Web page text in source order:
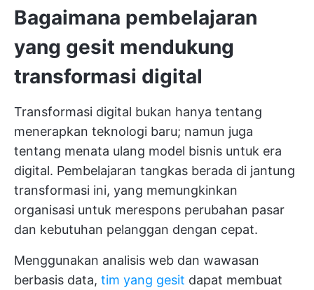
Bagaimana pembelajaran
yang gesit mendukung
transformasi digital
Transformasi digital bukan hanya tentang
menerapkan teknologi baru; namun juga
tentang menata ulang model bisnis untuk era
digital. Pembelajaran tangkas berada di jantung
transformasi ini, yang memungkinkan
organisasi untuk merespons perubahan pasar
dan kebutuhan pelanggan dengan cepat.
Menggunakan analisis web dan wawasan
berbasis data, tim yang gesit dapat membuat